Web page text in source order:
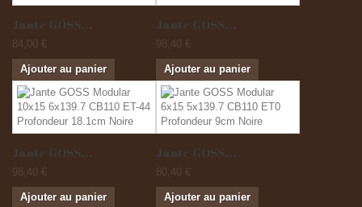
Jante GOSS...
84,00 €
Ajouter au panier
Jante GOSS...
98,40 €
Ajouter au panier
Jante GOSS...
98,40 €
Ajouter au panier
Jante GOSS...
80,40 €
Ajouter au panier